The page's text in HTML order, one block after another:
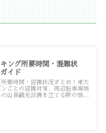
ング所要時間・混雑状
イド
要時間・混雑状況まとめ！東大
ごとの混雑対策、周辺駐車場情
山岳観光計画を立てる際の情報